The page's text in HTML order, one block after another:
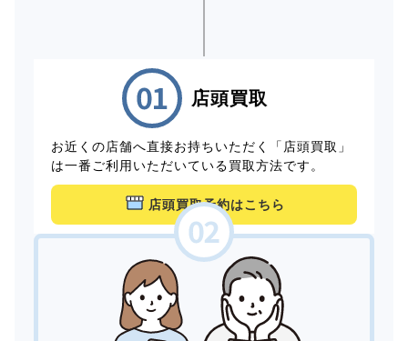
店頭買取
お近くの店舗へ直接お持ちいただく「店頭買取」
は一番ご利用いただいている買取方法です。
店頭買取予約はこちら